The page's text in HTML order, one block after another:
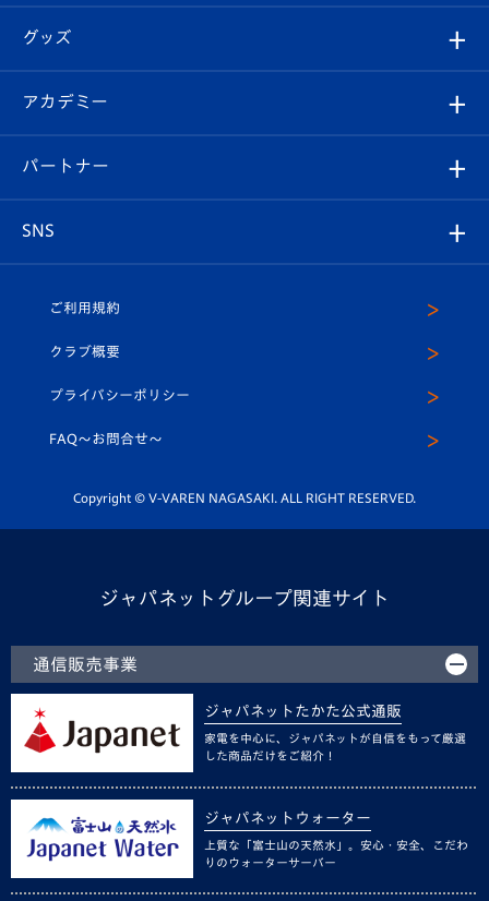
チケット
イベント
メディア
ホームタウン
スタッフプロフィール
マスコット紹介
平和祈念活動
ホームタウン活動
はじめての観戦ガイド
Revive Team
ヴィヴィくんの長崎おもてなしガイド
フォトギャラリー
スタジアムグルメ
チケット
V-LOVERS（ファンクラブ）
プレイヤーズスイート
グッズ
オンラインショップ
店舗情報
アカデミー
育成からのお知らせ
U-18
スクール
パートナー
SNS
ヴィヴィくんインスタグラム
公式LINE＠
ご利用規約
クラブ概要
プライバシーポリシー
FAQ〜お問合せ〜
Copyright © V-VAREN NAGASAKI. ALL RIGHT RESERVED.
ジャパネットグループ関連サイト
通信販売事業
ジャパネットたかた公式通販
家電を中心に、ジャパネットが自信をもって厳選
した商品だけをご紹介！
ジャパネットウォーター
上質な「富士山の天然水」。安心・安全、こだわ
りのウォーターサーバー